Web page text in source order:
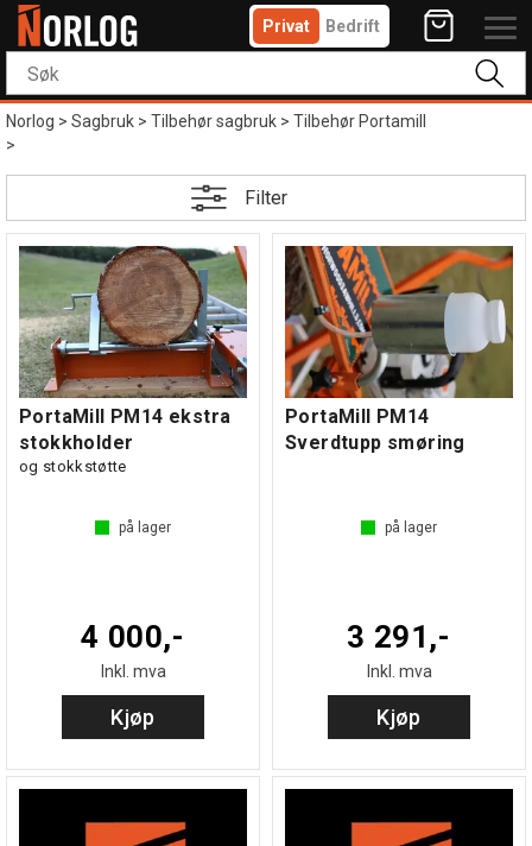
Privat Bedrift
Norlog>Sagbruk>Tilbehør sagbruk>Tilbehør Portamill
>
Filter
PortaMill PM14 ekstra
stokkholder
og stokkstøtte
på lager
4 000,-
Inkl. mva
Kjøp
PortaMill PM14
Sverdtupp smøring
på lager
3 291,-
Inkl. mva
Kjøp